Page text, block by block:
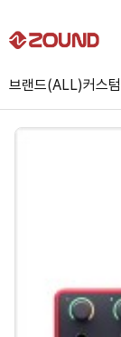
브랜드(ALL)커스텀